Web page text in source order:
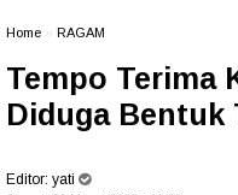
Home RAGAM
Tempo Terima
Diduga Bentuk
Editor: yati